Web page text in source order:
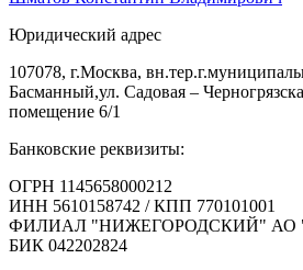
Юридический адрес
107078, г.Москва,
Басманный,ул. Садовая –
помещение 6/1
Банковские реквизиты:
ОГРН 1145658000212
ИНН 5610158742 / КПП 770101001
ФИЛИАЛ "НИЖЕГОРОДСКИЙ" АО
БИК 042202824